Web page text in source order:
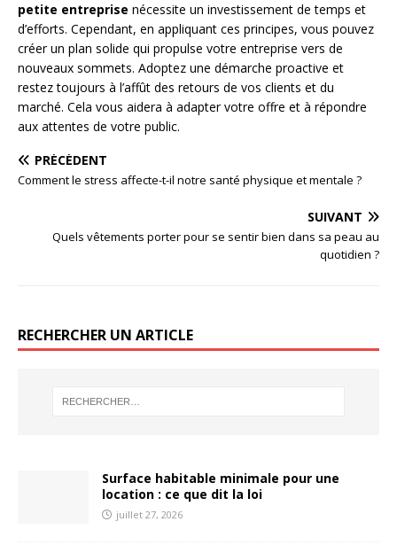
petite entreprise nécessite un investissement de temps et
d’efforts. Cependant, en appliquant ces principes, vous pouvez
créer un plan solide qui propulse votre entreprise vers de
nouveaux sommets. Adoptez une démarche proactive et
restez toujours à l’affût des retours de vos clients et du
marché. Cela vous aidera à adapter votre offre et à répondre
aux attentes de votre public.
PRÉCÉDENT
Comment le stress affecte-t-il notre santé physique et mentale ?
SUIVANT
Quels vêtements porter pour se sentir bien dans sa peau au
quotidien ?
RECHERCHER UN ARTICLE
Surface habitable minimale pour une
location : ce que dit la loi
juillet 27, 2026